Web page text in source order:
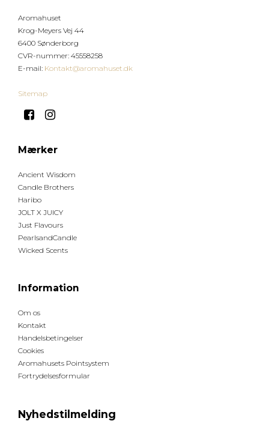
Aromahuset
Krog-Meyers Vej 44
6400 Sønderborg
CVR-nummer: 45558258
E-mail: Kontakt@aromahuset.dk
Sitemap
Mærker
Ancient Wisdom
Candle Brothers
Haribo
JOLT X JUICY
Just Flavours
PearlsandCandle
Wicked Scents
Information
Om os
Kontakt
Handelsbetingelser
Cookies
Aromahusets Pointsystem
Fortrydelsesformular
Nyhedstilmelding